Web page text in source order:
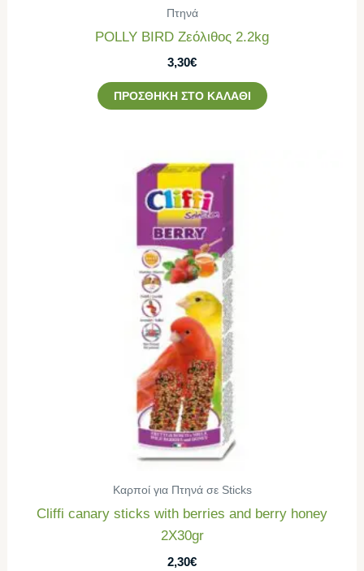
Πτηνά
POLLY BIRD Ζεόλιθος 2.2kg
3,30€
ΠΡΟΣΘΉΚΗ ΣΤΟ ΚΑΛΆΘΙ
Καρποί για Πτηνά σε Sticks
Cliffi canary sticks with berries and berry honey
2Χ30gr
2,30€